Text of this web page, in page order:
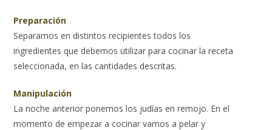
Preparación
Separamos en distintos recipientes todos los
ingredientes que debemos utilizar para cocinar la receta
seleccionada, en las cantidades descritas.
Manipulación
La noche anterior ponemos los judías en remojo. En el
momento de empezar a cocinar vamos a pelar y